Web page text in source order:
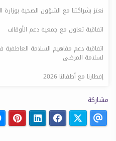
نعتز بشراكتنا مع الشؤون الصحية
اتفاقية تعاون مع جمعية دعم الأوقاف
اتفاقية دعم مفاهيم السلامة
لسلامة المرضى
إفطارنا مع أطفالنا 2026
مشاركة